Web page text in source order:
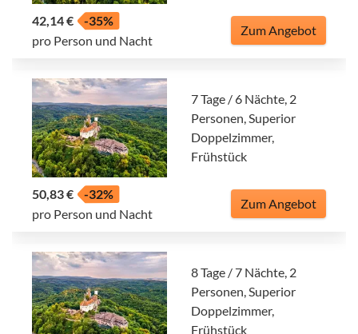
42,14 €
-35%
pro Person und Nacht
Zum Angebot
7 Tage / 6 Nächte, 2
Personen, Superior
Doppelzimmer,
Frühstück
50,83 €
-32%
pro Person und Nacht
Zum Angebot
8 Tage / 7 Nächte, 2
Personen, Superior
Doppelzimmer,
Frühstück